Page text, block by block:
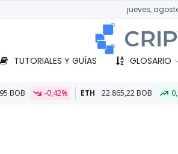
jueves,
TUTORIALES Y GUÍAS GLOSARIO
ETH 22.865,22 BOB 0,05% Aliado